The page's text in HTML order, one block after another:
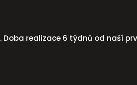
. Doba realizace 6 týdnů od naší